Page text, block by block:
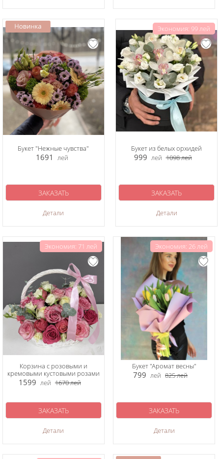
Букет "Нежные чувства"
1691 лей
Детали
ЗАКАЗАТЬ
Экономия: 99 лей
Букет из белых орхидей
999 лей 1098лей
Детали
ЗАКАЗАТЬ
Экономия: 71 лей
Корзина с розовыми и
кремовыми кустовыми розами
1599 лей 1670лей
Детали
ЗАКАЗАТЬ
Экономия: 26 лей
Букет "Аромат весны"
799 лей 825лей
Детали
ЗАКАЗАТЬ